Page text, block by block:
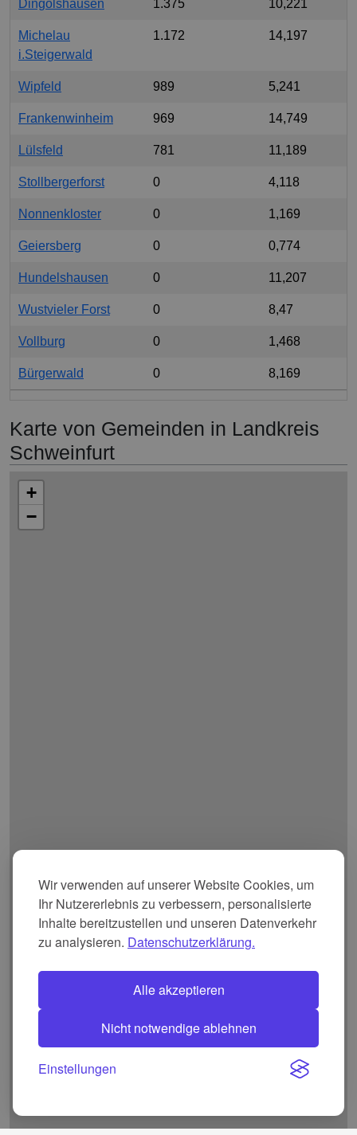
Wir verwenden auf unserer Website Cookies, um
Ihr Nutzererlebnis zu verbessern, personalisierte
Inhalte bereitzustellen und unseren Datenverkehr
zu analysieren. Datenschutzerklärung.
Alle akzeptieren
Nicht notwendige ablehnen
Einstellungen
Dingolshausen 1.375 10,221
Michelau
i.Steigerwald
1.172 14,197
Wipfeld 989 5,241
Frankenwinheim 969 14,749
Lülsfeld 781 11,189
Stollbergerforst 0 4,118
Nonnenkloster 0 1,169
Geiersberg 0 0,774
Hundelshausen 0 11,207
Wustvieler Forst 0 8,47
Vollburg 0 1,468
Bürgerwald 0 8,169
Karte von Gemeinden in Landkreis
Schweinfurt
+
−